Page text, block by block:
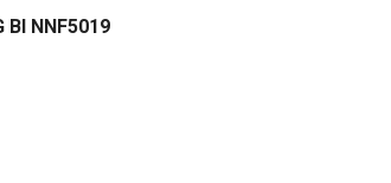
BI NNF5019